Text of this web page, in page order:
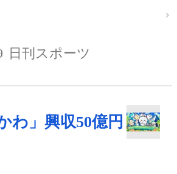
日刊スポーツ
わ」興収50億円